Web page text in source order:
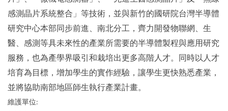
感測晶片系統整合」等技術，並與新竹的國研院台灣半導體
研究中心本部同步前進、南北分工，齊力開發物聯網、生
醫、感測等具未來性的產業所需要的半導體製程與應用研究
服務，也為產學界吸引和栽培出更多高階人才。同時以人才
培育為目標，增加學生的實作經驗，讓學生更快熟悉產業，
並將協助南部地區師生執行產業計畫。
維護單位: